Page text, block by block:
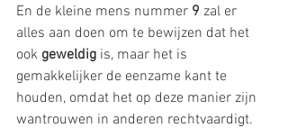
En de kleine mens nummer 9 zal er
alles aan doen om te bewijzen dat het
ook geweldig is, maar het is
gemakkelijker de eenzame kant te
houden, omdat het op deze manier zijn
wantrouwen in anderen rechtvaardigt.